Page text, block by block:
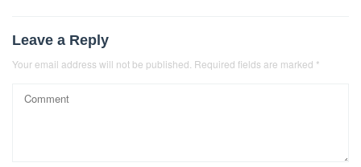
Leave a Reply
Your email address will not be published. Required fields are marked *